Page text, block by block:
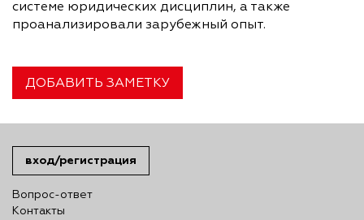
системе юридических дисциплин, а также
проанализировали зарубежный опыт.
ДОБАВИТЬ ЗАМЕТКУ
вход/регистрация
Вопрос-ответ
Контакты